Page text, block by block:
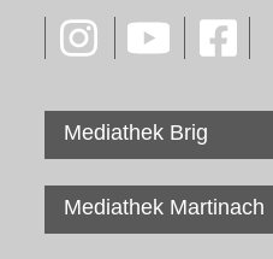
Mediathek Brig
Mediathek Martinach